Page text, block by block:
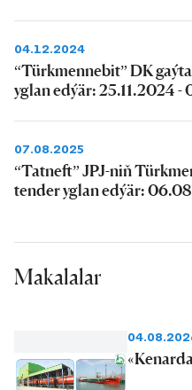
04.12.2024
“Türkmennebit” DK
yglan edýär: 25.11.2024 -
07.08.2025
“Tatneft” JPJ-niň
tender yglan edýär:
Makalalar